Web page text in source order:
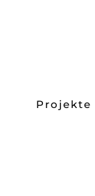
Projekte